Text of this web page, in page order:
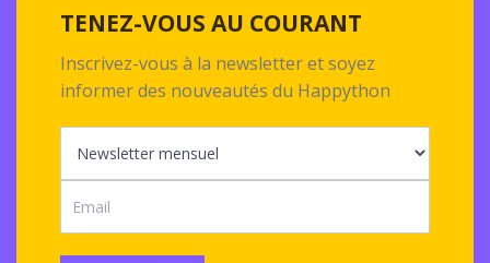
TENEZ-VOUS AU COURANT
Inscrivez-vous à la newsletter et soyez
informer des nouveautés du Happython